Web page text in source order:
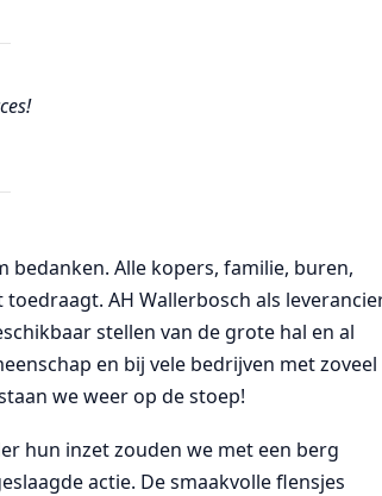
Alle kopers, familie, buren,
AH Wallerbosch als
stellen van de grote hal en al
en bij vele bedrijven met zoveel
we weer op de stoep!
hun inzet zouden we met een berg
actie. De smaakvolle flensjes